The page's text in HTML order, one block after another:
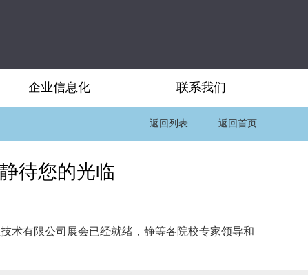
企业信息化 联系我们
返回列表 返回首页
待您的光临
术有限公司展会已经就绪，静等各院校专家领导和